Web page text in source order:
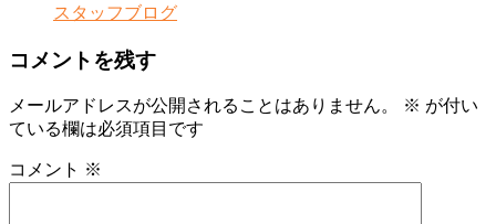
スタッフブログ
コメントを残す
メールアドレスが公開されることはありません。 ※ が付い
ている欄は必須項目です
コメント ※